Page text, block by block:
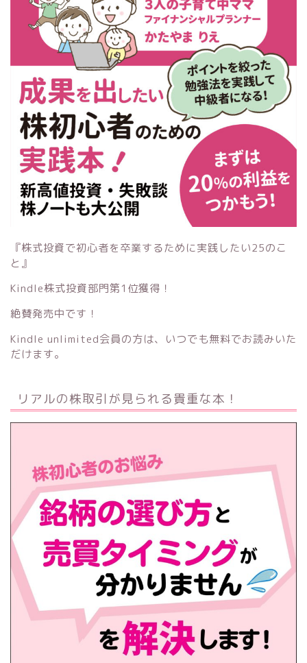
『株式投資で初心者を卒業するために実践したい25のこ
と』
Kindle株式投資部門第1位獲得！
絶賛発売中です！
Kindle unlimited会員の方は、いつでも無料でお読みいた
だけます。
リアルの株取引が見られる貴重な本！